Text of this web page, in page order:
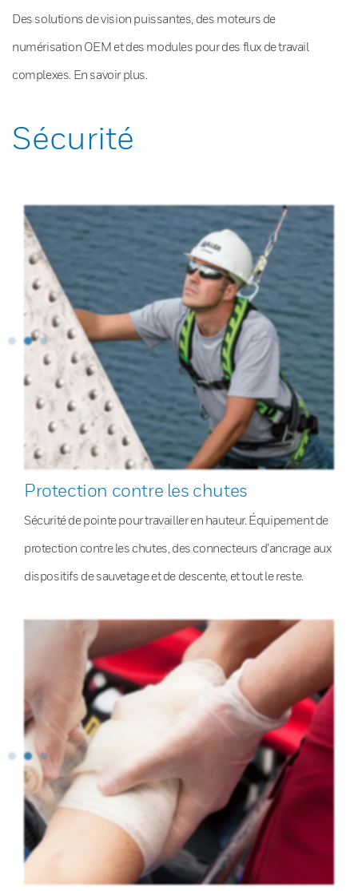
Des solutions de vision puissantes, des moteurs de
numérisation OEM et des modules pour des flux de travail
complexes. En savoir plus.
Sécurité
Protection contre les chutes
Sécurité de pointe pour travailler en hauteur. Équipement de
protection contre les chutes, des connecteurs d’ancrage aux
dispositifs de sauvetage et de descente, et tout le reste.